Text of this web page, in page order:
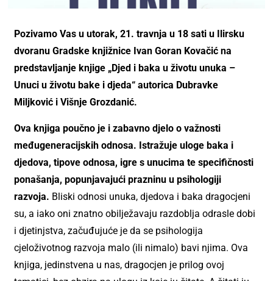
Pozivamo Vas u utorak, 21. travnja u 18 sati u Ilirsku
dvoranu Gradske knjižnice Ivan Goran Kovačić na
predstavljanje knjige „Djed i baka u životu unuka –
Unuci u životu bake idjeda“ autorica Dubravke
Miljković i Višnje Grozdanić.
Ova knjigapoučno je i zabavno djelo o važnosti
međugeneracijskih odnosa. Istražuje uloge baka i
djedova, tipove odnosa, igre s unucima te specifičnosti
ponašanja, popunjavajući prazninu u psihologiji
razvoja. Bliski odnosi unuka, djedova i baka dragocjeni
su, a iako oni znatno obilježavaju razdoblja odrasle dobi
i djetinjstva, začuđujuće je da se psihologija
cjeloživotnog razvoja malo (ili nimalo) bavi njima. Ova
knjiga, jedinstvena u nas, dragocjen je prilog ovoj